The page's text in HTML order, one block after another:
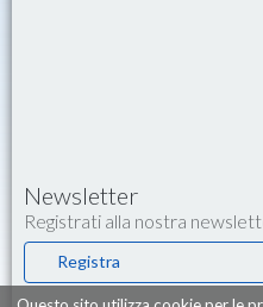
Newsletter
Registrati alla nostra
Registra